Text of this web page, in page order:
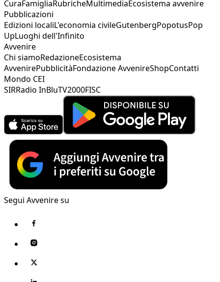
CuraFamigliaRubricheMultimediaEcosistema avvenire
Pubblicazioni
Edizioni localiL'economia civileGutenbergPopotusPop
UpLuoghi dell'Infinito
Avvenire
Chi siamoRedazioneEcosistema
AvvenirePubblicitàFondazione AvvenireShopContatti
Mondo CEI
SIRRadio InBluTV2000FISC
Segui Avvenire su